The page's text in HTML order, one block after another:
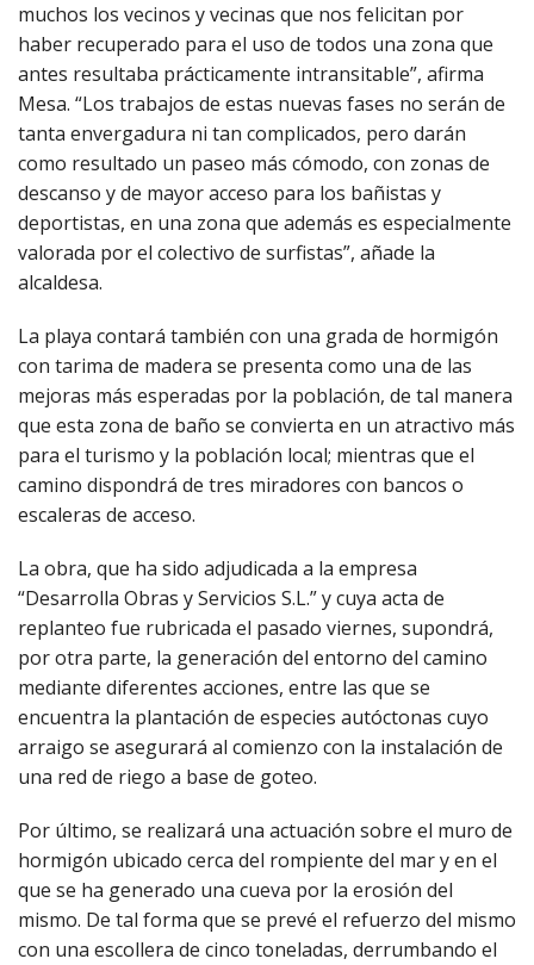
muchos los vecinos y vecinas que nos felicitan por
haber recuperado para el uso de todos una zona que
antes resultaba prácticamente intransitable”, afirma
Mesa. “Los trabajos de estas nuevas fases no serán de
tanta envergadura ni tan complicados, pero darán
como resultado un paseo más cómodo, con zonas de
descanso y de mayor acceso para los bañistas y
deportistas, en una zona que además es especialmente
valorada por el colectivo de surfistas”, añade la
alcaldesa.
La playa contará también con una grada de hormigón
con tarima de madera se presenta como una de las
mejoras más esperadas por la población, de tal manera
que esta zona de baño se convierta en un atractivo más
para el turismo y la población local; mientras que el
camino dispondrá de tres miradores con bancos o
escaleras de acceso.
La obra, que ha sido adjudicada a la empresa
“Desarrolla Obras y Servicios S.L.” y cuya acta de
replanteo fue rubricada el pasado viernes, supondrá,
por otra parte, la generación del entorno del camino
mediante diferentes acciones, entre las que se
encuentra la plantación de especies autóctonas cuyo
arraigo se asegurará al comienzo con la instalación de
una red de riego a base de goteo.
Por último, se realizará una actuación sobre el muro de
hormigón ubicado cerca del rompiente del mar y en el
que se ha generado una cueva por la erosión del
mismo. De tal forma que se prevé el refuerzo del mismo
con una escollera de cinco toneladas, derrumbando el